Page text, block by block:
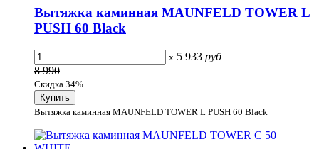
Вытяжка каминная MAUNFELD TOWER L
PUSH 60 Black
x 5 933 руб
8 990
Скидка 34%
Вытяжка каминная MAUNFELD TOWER L PUSH 60 Black